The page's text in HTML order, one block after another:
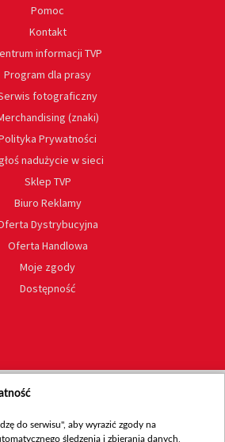
Pomoc
Kontakt
informacji TVP
Program dla prasy
fotograficzny
(znaki)
Prywatności
nadużycie w sieci
Sklep TVP
Biuro Reklamy
Dystrybucyjna
Oferta Handlowa
Moje zgody
Dostępność
do serwisu", aby wyrazić zgody na
śledzenia i zbierania danych,